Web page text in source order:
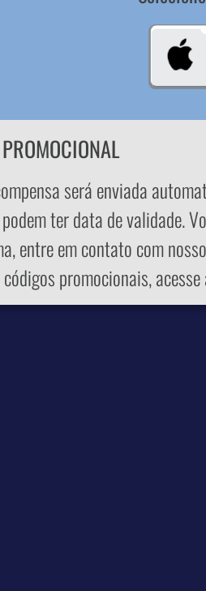
será enviada
ter data de validade.
entre em contato com
promocionais,